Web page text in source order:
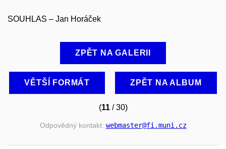
SOUHLAS – Jan Horáček
ZPĚT NA GALERII
VĚTŠÍ FORMÁT ZPĚT NA ALBUM
(11/ 30)
Odpovědný kontakt: webmaster@fi .muni .cz